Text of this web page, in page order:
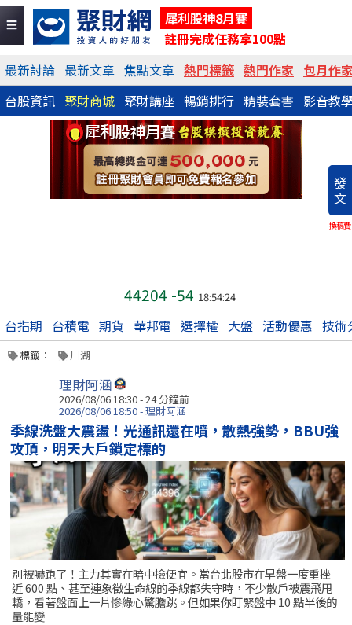
犀利股神8月賽
註冊完成任務拿100點
最新討論 最新文章 焦點文章 熱門標籤 熱門作家 包月作
台股資訊 聚財商城 聚財講座 暢銷排行 精裝套書 影音教
發
文
換稿費
44204 -54 18:54:24
台指期 台積電 期貨 華邦電 選擇權 大盤 活動優惠 技術
標籤： 川湖
理財阿涵
2026/08/06 18:30 -24 分鐘前
2026/08/06 18:50 - 理財阿涵
季線洗盤大震盪！光通訊還在噴，散熱強勢，BBU強
攻頂，明天大戶鎖定標的
別被嚇跑了！主力其實在暗中撿便宜。當台北股市在早盤一度重挫
近 600 點、甚至連象徵生命線的季線都失守時，不少散戶被震飛甩
轎，看著盤面上一片慘綠心驚膽跳。但如果你盯緊盤中 10 點半後的
量能變